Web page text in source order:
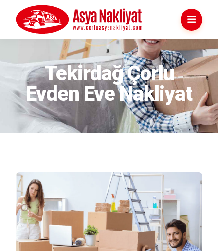
Çorlu Evden Eve Nakliyat
Tekirdağ Çorlu
Evden Eve Nakliyat